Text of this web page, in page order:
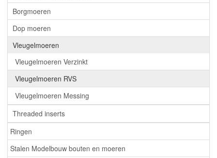
Borgmoeren
Dop moeren
Vleugelmoeren
Vleugelmoeren Verzinkt
Vleugelmoeren RVS
Vleugelmoeren Messing
Threaded inserts
Ringen
Stalen Modelbouw bouten en moeren